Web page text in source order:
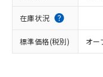
在庫状況
標準価格(税別) オー